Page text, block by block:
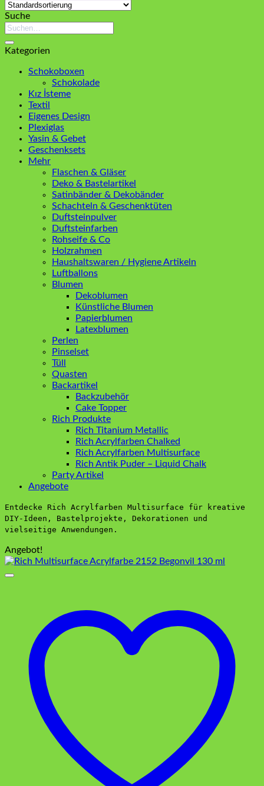
Suche
Suchen
Kategorien
Schokoboxen
Schokolade
Kız İsteme
Textil
Eigenes Design
Plexiglas
Yasin & Gebet
Geschenksets
Mehr
Flaschen & Gläser
Deko & Bastelartikel
Satinbänder & Dekobänder
Schachteln & Geschenktüten
Duftsteinpulver
Duftsteinfarben
Rohseife & Co
Holzrahmen
Haushaltswaren / Hygiene Artikeln
Luftballons
Blumen
Dekoblumen
Künstliche Blumen
Papierblumen
Latexblumen
Perlen
Pinselset
Tüll
Quasten
Backartikel
Backzubehör
Cake Topper
Rich Produkte
Rich Titanium Metallic
Rich Acrylfarben Chalked
Rich Acrylfarben Multisurface
Rich Antik Puder – Liquid Chalk
Party Artikel
Angebote
Entdecke Rich Acrylfarben Multisurface für kreative
DIY-Ideen, Bastelprojekte, Dekorationen und
vielseitige Anwendungen.
Angebot!